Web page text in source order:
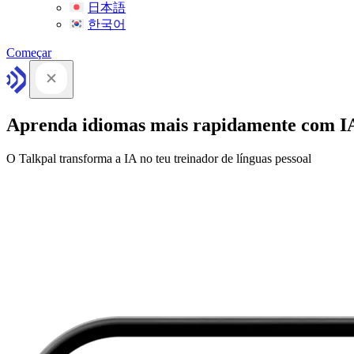
日本語
한국어
Começar
Aprenda idiomas mais rapidamente com
O Talkpal transforma a IA no teu treinador de línguas pessoal